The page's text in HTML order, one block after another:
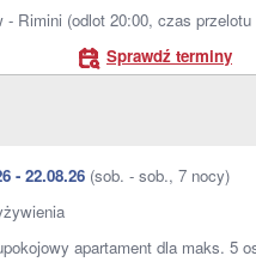
- Rimini (odlot 20:00, czas przelotu
Sprawdź terminy
- 22.08.26 (sob. - sob., 7 nocy)
apartament dla maks. 5